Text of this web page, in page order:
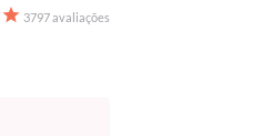
3797avaliações